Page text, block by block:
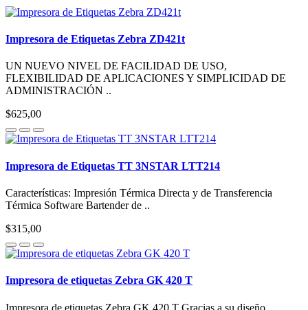
Impresora de Etiquetas Zebra ZD421t
UN NUEVO NIVEL DE FACILIDAD DE USO,
FLEXIBILIDAD DE APLICACIONES Y SIMPLICIDAD DE
ADMINISTRACIÓN ..
$625,00
Impresora de Etiquetas TT 3NSTAR LTT214
Características: Impresión Térmica Directa y de Transferencia
Térmica Software Bartender de ..
$315,00
Impresora de etiquetas Zebra GK 420 T
Impresora de etiquetas Zebra GK 420 T Gracias a su diseño